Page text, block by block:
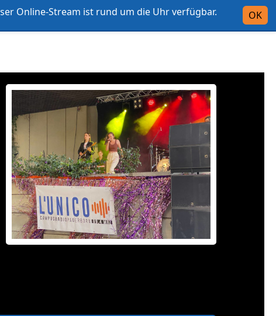
Online-Stream ist rund um die Uhr verfügbar. OK
Intern